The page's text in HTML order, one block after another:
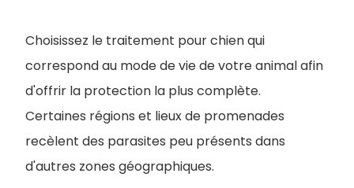
Choisissez le traitement pour chien qui
correspond au mode de vie de votre animal afin
d'offrir la protection la plus complète.
Certaines régions et lieux de promenades
recèlent des parasites peu présents dans
d'autres zones géographiques.